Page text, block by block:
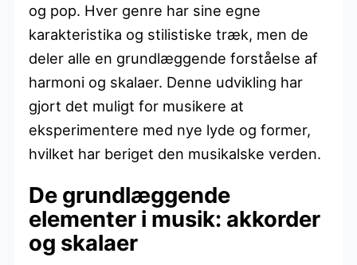
og pop. Hver genre har sine egne
karakteristika og stilistiske træk, men de
deler alle en grundlæggende forståelse af
harmoni og skalaer. Denne udvikling har
gjort det muligt for musikere at
eksperimentere med nye lyde og former,
hvilket har beriget den musikalske verden.
De grundlæggende
elementer i musik: akkorder
og skalaer